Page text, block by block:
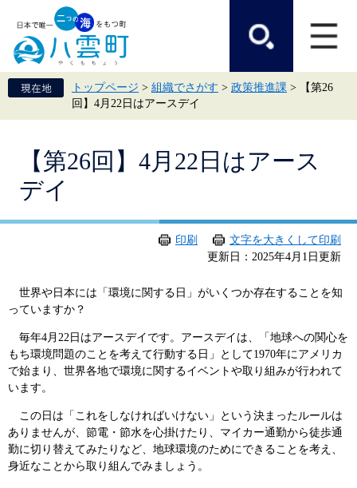
頭
で
飛
ば
て
トップページ > 組織でさがす > 政策推進課 >
【第26
回】4月22日はアースデイ
【第26回】4月22日はアース
デイ
印刷
文字を大きくして印刷
更新日：2025年4月1日更新
世界や日本には「環境に関する日」がいくつか存在することを知
っていますか？
毎年4月22日はアースデイです。アースデイは、「地球への関心を
もち環境問題のことを考えて行動する日」として1970年にアメリカ
で始まり、世界各地で環境に関するイベントや取り組みが行われて
います。
この日は「これをしなければいけない」という決まったルールは
ありませんが、節電・節水を心掛けたり、マイカー通勤から徒歩通
勤に切り替えてみたりなど、地球環境のためにできることを考え、
身近なことから取り組んでみましょう。